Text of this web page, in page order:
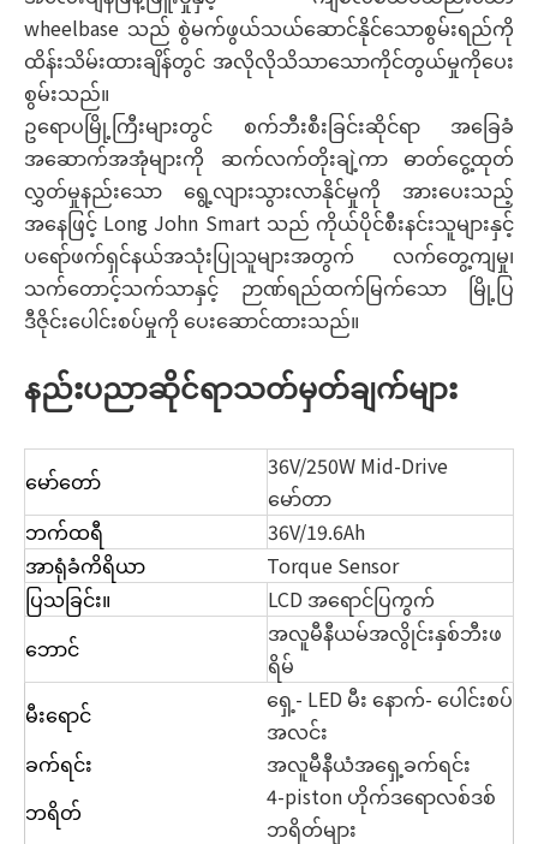
wheelbase သည် စွဲမက်ဖွယ်သယ်ဆောင်နိုင်သောစွမ်းရည်ကို
ထိန်းသိမ်းထားချိန်တွင် အလိုလိုသိသာသောကိုင်တွယ်မှုကိုပေး
စွမ်းသည်။
ဥရောပမြို့ကြီးများတွင် စက်ဘီးစီးခြင်းဆိုင်ရာ အခြေခံ
အဆောက်အအုံများကို ဆက်လက်တိုးချဲ့ကာ ဓာတ်ငွေ့ထုတ်
လွှတ်မှုနည်းသော ရွေ့လျားသွားလာနိုင်မှုကို အားပေးသည့်
အနေဖြင့် Long John Smart သည် ကိုယ်ပိုင်စီးနင်းသူများနှင့်
ပရော်ဖက်ရှင်နယ်အသုံးပြုသူများအတွက် လက်တွေ့ကျမှု၊
သက်တောင့်သက်သာနှင့် ဉာဏ်ရည်ထက်မြက်သော မြို့ပြ
ဒီဇိုင်းပေါင်းစပ်မှုကို ပေးဆောင်ထားသည်။
နည်းပညာဆိုင်ရာသတ်မှတ်ချက်များ
မော်တော်
36V/250W Mid-Drive
မော်တာ
ဘက်ထရီ
36V/19.6Ah
အာရုံခံကိရိယာ
Torque Sensor
ပြသခြင်း။
LCD အရောင်ပြကွက်
ဘောင်
အလူမီနီယမ်အလွိုင်းနှစ်ဘီးဖ
ရိမ်
မီးရောင်
ရှေ့- LED မီး နောက်- ပေါင်းစပ်
အလင်း
ခက်ရင်း
အလူမီနီယံအရှေ့ခက်ရင်း
ဘရိတ်
4-piston ဟိုက်ဒရောလစ်ဒစ်
ဘရိတ်များ